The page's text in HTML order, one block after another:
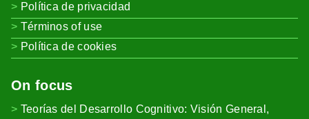
Política de privacidad
Términos of use
Política de cookies
On focus
Teorías del Desarrollo Cognitivo: Visión General,